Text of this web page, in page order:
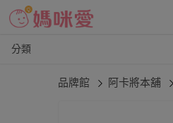
分類
品牌館 阿卡將本舖